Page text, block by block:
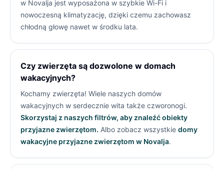
w Novalja jest wyposażona w szybkie Wi-Fi i
nowoczesną klimatyzację, dzięki czemu zachowasz
chłodną głowę nawet w środku lata.
Czy zwierzęta są dozwolone w domach
wakacyjnych?
Kochamy zwierzęta! Wiele naszych domów
wakacyjnych w serdecznie wita także czworonogi.
Skorzystaj z naszych filtrów, aby znaleźć obiekty
przyjazne zwierzętom. Albo zobacz wszystkie domy
wakacyjne przyjazne zwierzętom w Novalja.